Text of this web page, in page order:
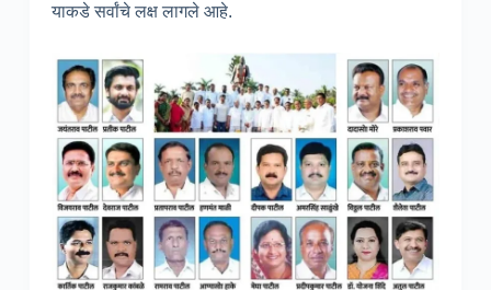
याकडे सर्वांचे लक्ष लागले आहे.